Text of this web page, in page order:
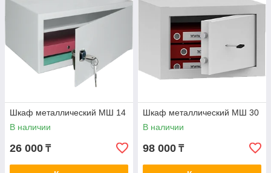
Шкаф металлический МШ 14
В наличии
26 000 ₸
Шкаф металлический МШ 30
В наличии
98 000 ₸